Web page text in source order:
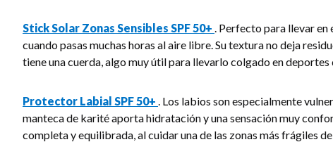
Stick Solar Zonas Sensibles SPF 50+ . Perfecto para llevar en
cuando pasas muchas horas al aire libre. Su textura no deja
tiene una cuerda, algo muy útil para llevarlo colgado en
Protector Labial SPF 50+ . Los labios son especialmente
manteca de karité aporta hidratación y una sensación muy
completa y equilibrada, al cuidar una de las zonas más frágiles